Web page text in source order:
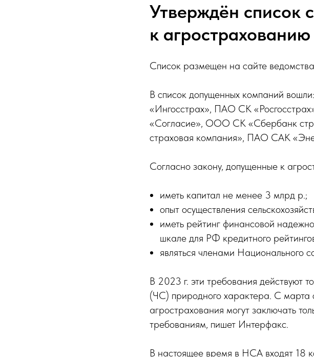
Утверждён список
к
Список размещен на сайте
В список допущенных компаний
«Ингосстрах», ПАО СК
«Согласие», ООО СК «Сбербанк
страховая компания», ПАО САК
Согласно закону, допущенные к
иметь капитал не менее 3 млрд р.;
опыт осуществления
иметь рейтинг финансовой
шкале для РФ кредитного
являться членами Национального
В 2023 г. эти требования действуют
(ЧС) природного характера. С марта
агрострахования могут заключать
требованиям, пишет Интерфакс.
В настоящее время в НСА входят 18